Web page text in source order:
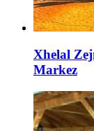
Xhelal
Markez